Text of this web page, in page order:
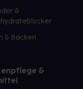
&
& Backen
&